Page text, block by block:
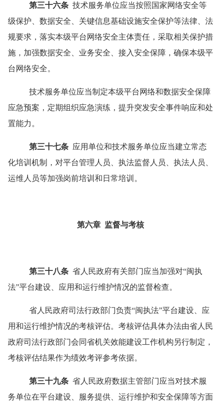
第三十六条 技术服务单位应当按照国家网络安全等
级保护、数据安全、关键信息基础设施安全保护等法律、法
规要求，落实本级平台网络安全主体责任，采取相关保护措
施，加强数据安全、业务安全、接入安全保障，确保本级平
台网络安全。
技术服务单位应当制定本级平台网络和数据安全保障
应急预案，定期组织应急演练，提升突发安全事件响应和处
置能力。
第三十七条 应用单位和技术服务单位应当建立常态
化培训机制，对平台管理人员、执法监督人员、执法人员、
运维人员等加强岗前培训和日常培训。
第六章 监督与考核
第三十八条 省人民政府有关部门应当加强对“闽执
法”平台建设、应用和运行维护情况的监督检查。
省人民政府司法行政部门负责“闽执法”平台建设、应
用和运行维护情况的考核评估。考核评估具体办法由省人民
政府司法行政部门会同省机关效能建设工作机构另行制定，
考核评估结果作为绩效考评参考依据。
第三十九条 省人民政府数据主管部门应当对技术服
务单位在平台建设、服务提供、运行维护和安全保障等方面